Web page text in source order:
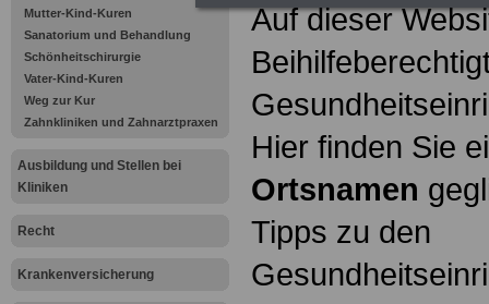
Mutter-Kind-Kuren
Sanatorium und Behandlung
Schönheitschirurgie
Vater-Kind-Kuren
Weg zur Kur
Zahnkliniken und Zahnarztpraxen
Ausbildung und Stellen bei
Kliniken
Recht
Krankenversicherung
Auf dieser
Hier finden Sie
Ortsnamen
Tipps zu den